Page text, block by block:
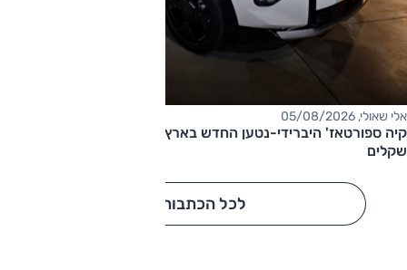
אלי שאולי, 05/08/2026
שקלים
לכל הכתבות